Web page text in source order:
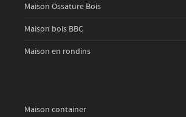
Maison Ossature Bois
Maison bois BBC
Maison en rondins
Maison container